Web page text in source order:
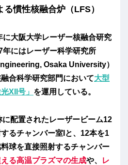
慣性核融合炉（LFS）
大阪大学レーザー核融合研究
年にはレーザー科学研究所
Osaka University）
合科学研究部門において大型
XII号」 を運用している。
に配置されたレーザービーム12
るチャンバー室Iと、12本を1
球を直接照射するチャンバー
る高温プラズマの生成や、
レ